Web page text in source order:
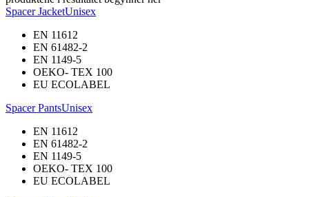
Spacer JacketUnisex
EN 11612
EN 61482-2
EN 1149-5
OEKO- TEX 100
EU ECOLABEL
Spacer PantsUnisex
EN 11612
EN 61482-2
EN 1149-5
OEKO- TEX 100
EU ECOLABEL